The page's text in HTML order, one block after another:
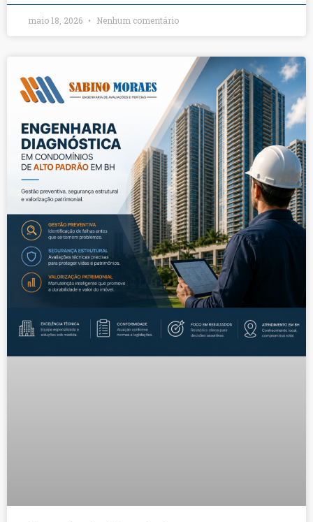
maio 18, 2026 Nenhum comentário